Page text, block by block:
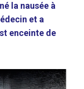
la nausée à
et a
enceinte de